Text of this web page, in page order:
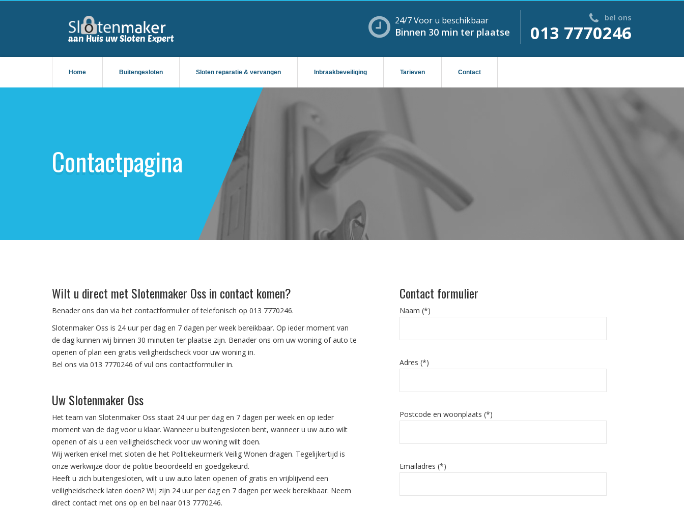
24/7 Voor u beschikbaar
Binnen 30 min ter plaatse
bel ons
013 7770246
Home Buitengesloten Sloten reparatie & vervangen Inbraakbeveiliging Tarieven Contact
Contactpagina
Wilt u direct met Slotenmaker Oss in contact komen?
Benader ons dan via het contactformulier of telefonisch op 013 7770246.
Slotenmaker Oss is 24 uur per dag en 7 dagen per week bereikbaar. Op ieder moment van
de dag kunnen wij binnen 30 minuten ter plaatse zijn. Benader ons om uw woning of auto te
openen of plan een gratis veiligheidscheck voor uw woning in.
Bel ons via 013 7770246 of vul ons contactformulier in.
Uw Slotenmaker Oss
Het team van Slotenmaker Oss staat 24 uur per dag en 7 dagen per week en op ieder
moment van de dag voor u klaar. Wanneer u buitengesloten bent, wanneer u uw auto wilt
openen of als u een veiligheidscheck voor uw woning wilt doen.
Wij werken enkel met sloten die het Politiekeurmerk Veilig Wonen dragen. Tegelijkertijd is
onze werkwijze door de politie beoordeeld en goedgekeurd.
Heeft u zich buitengesloten, wilt u uw auto laten openen of gratis en vrijblijvend een
veiligheidscheck laten doen? Wij zijn 24 uur per dag en 7 dagen per week bereikbaar. Neem
direct contact met ons op en bel naar 013 7770246.
Contact formulier
Naam (*)
Adres (*)
Postcode en woonplaats (*)
Emailadres (*)